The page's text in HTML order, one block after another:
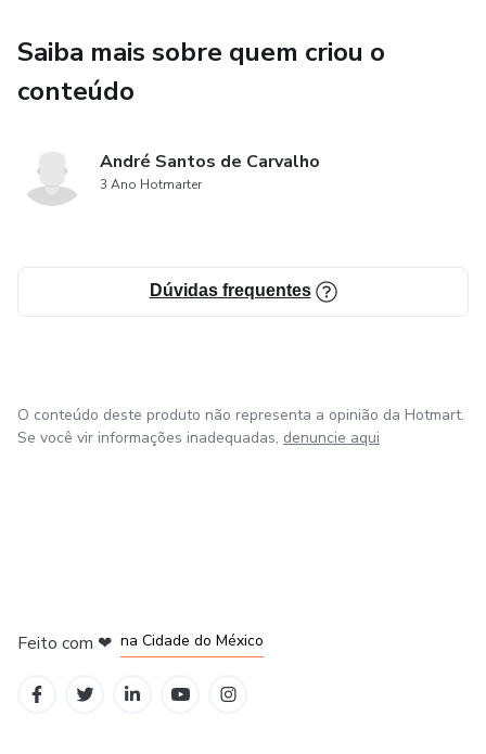
Saiba mais sobre quem criou o
conteúdo
André Santos de Carvalho
3 Ano Hotmarter
Dúvidas frequentes
O conteúdo deste produto não representa a opinião da Hotmart.
Se você vir informações inadequadas, denuncie aqui
Feito com ❤ na Cidade do México